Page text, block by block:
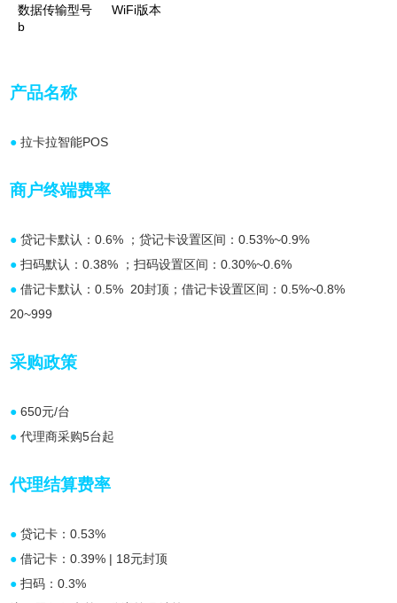
数据传输型号
b
WiFi版本
产品名称
● 拉卡拉智能POS
商户终端费率
● 贷记卡默认：0.6% ；贷记卡设置区间：0.53%~0.9%
● 扫码默认：0.38% ；扫码设置区间：0.30%~0.6%
● 借记卡默认：0.5% 20封顶；借记卡设置区间：0.5%~0.8%
20~999
采购政策
● 650元/台
● 代理商采购5台起
代理结算费率
● 贷记卡：0.53%
● 借记卡：0.39% | 18元封顶
● 扫码：0.3%